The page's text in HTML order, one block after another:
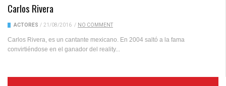
Carlos Rivera
ACTORES / 21/08/2016 / NO COMMENT
Carlos Rivera, es un cantante mexicano. En 2004 saltó a la fama
convirtiéndose en el ganador del reality...